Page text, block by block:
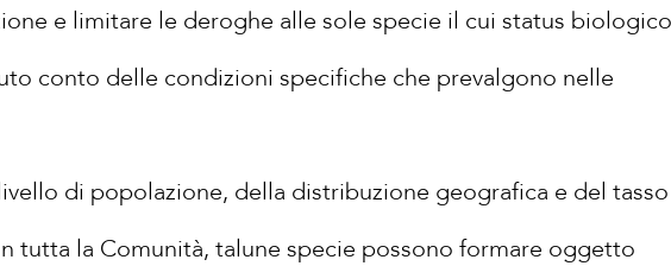
e limitare le deroghe alle sole specie il cui status biologico
conto delle condizioni specifiche che prevalgono nelle
di popolazione, della distribuzione geografica e del tasso
tutta la Comunità, talune specie possono formare oggetto